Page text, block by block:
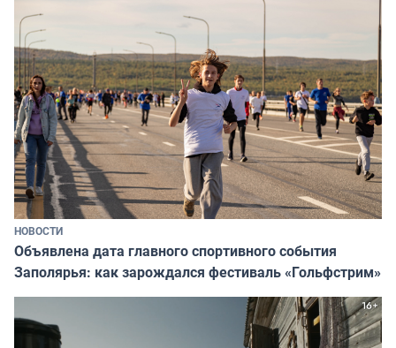
НОВОСТИ
Объявлена дата главного спортивного события
Заполярья: как зарождался фестиваль «Гольфстрим»